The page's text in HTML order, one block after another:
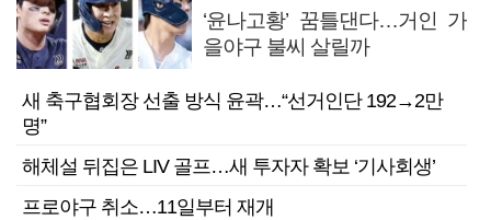
‘윤나고황’ 꿈틀댄다…거인 가
을야구 불씨 살릴까
새 축구협회장 선출 방식 윤곽…“선거인단 192→2만
명”
해체설 뒤집은 LIV 골프…새 투자자 확보 ‘기사회생’
프로야구 취소…11일부터 재개